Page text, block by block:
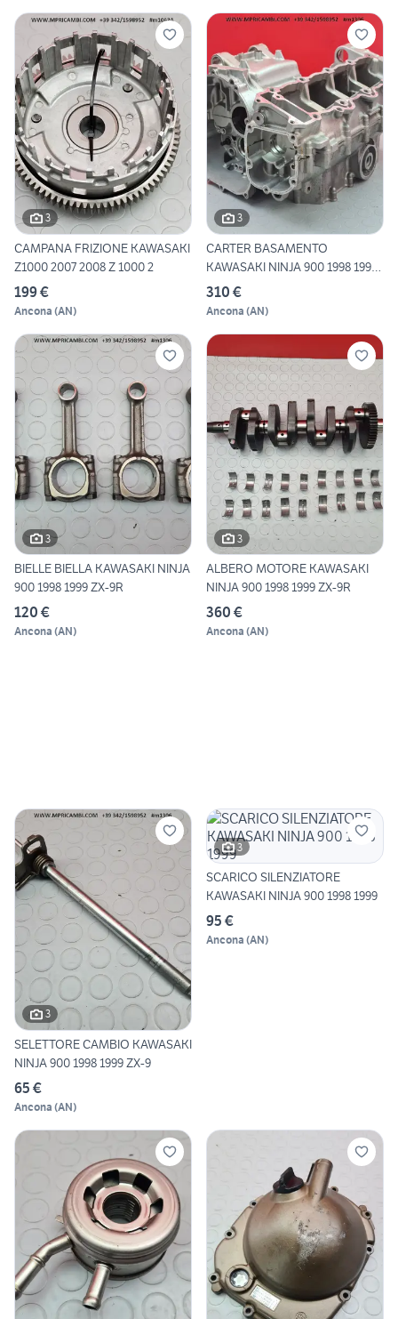
3
CAMPANA FRIZIONE KAWASAKI
Z1000 2007 2008 Z 1000 2
199 €
Ancona (AN)
3
CARTER BASAMENTO
KAWASAKI NINJA 900 1998 1999
ZX-9
310 €
Ancona (AN)
3
BIELLE BIELLA KAWASAKI NINJA
900 1998 1999 ZX-9R
120 €
Ancona (AN)
3
ALBERO MOTORE KAWASAKI
NINJA 900 1998 1999 ZX-9R
360 €
Ancona (AN)
3
SELETTORE CAMBIO KAWASAKI
NINJA 900 1998 1999 ZX-9
65 €
Ancona (AN)
3
SCARICO SILENZIATORE
KAWASAKI NINJA 900 1998 1999
95 €
Ancona (AN)